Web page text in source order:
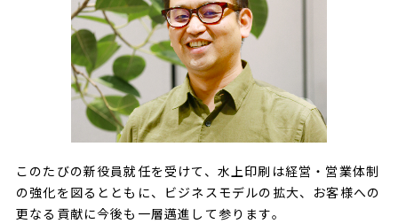
このたびの新役員就任を受けて、水上印刷は経営・営業体制
の強化を図るとともに、ビジネスモデルの拡大、お客様への
更なる貢献に今後も一層邁進して参ります。